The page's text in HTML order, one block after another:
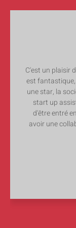
C'est un plaisir
est
une star, la
start up
d'être entré
avoir une